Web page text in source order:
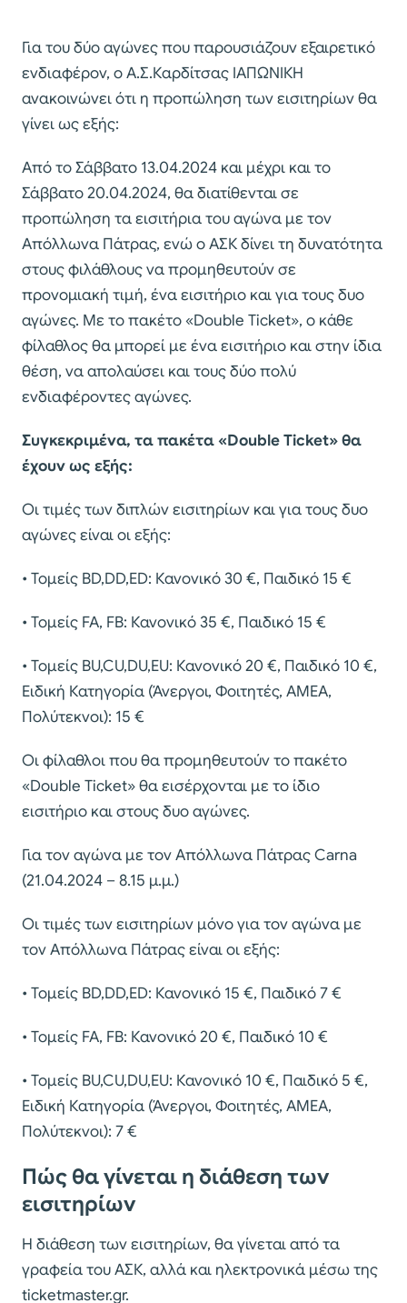
Για του δύο αγώνες που παρουσιάζουν εξαιρετικό
ενδιαφέρον, ο Α.Σ.Καρδίτσας ΙΑΠΩΝΙΚΗ
ανακοινώνει ότι η προπώληση των εισιτηρίων θα
γίνει ως εξής:
Από το Σάββατο 13.04.2024 και μέχρι και το
Σάββατο 20.04.2024, θα διατίθενται σε
προπώληση τα εισιτήρια τoυ αγώνα με τον
Απόλλωνα Πάτρας, ενώ ο ΑΣΚ δίνει τη δυνατότητα
στους φιλάθλους να προμηθευτούν σε
προνομιακή τιμή, ένα εισιτήριο και για τους δυο
αγώνες. Με το πακέτο «Double Ticket», ο κάθε
φίλαθλος θα μπορεί με ένα εισιτήριο και στην ίδια
θέση, να απολαύσει και τους δύο πολύ
ενδιαφέροντες αγώνες.
Συγκεκριμένα, τα πακέτα «Double Ticket» θα
έχουν ως εξής:
Οι τιμές των διπλών εισιτηρίων και για τους δυο
αγώνες είναι οι εξής:
• Τομείς BD,DD,ED: Κανονικό 30 €, Παιδικό 15 €
• Τομείς FA, FB: Κανονικό 35 €, Παιδικό 15 €
• Τομείς BU,CU,DU,EU: Κανονικό 20 €, Παιδικό 10 €,
Ειδική Κατηγορία (Άνεργοι, Φοιτητές, ΑΜΕΑ,
Πολύτεκνοι): 15 €
Οι φίλαθλοι που θα προμηθευτούν το πακέτο
«Double Ticket» θα εισέρχονται με το ίδιο
εισιτήριο και στους δυο αγώνες.
Για τον αγώνα με τον Απόλλωνα Πάτρας Carna
(21.04.2024 – 8.15 μ.μ.)
Οι τιμές των εισιτηρίων μόνο για τον αγώνα με
τον Απόλλωνα Πάτρας είναι οι εξής:
• Τομείς BD,DD,ED: Κανονικό 15 €, Παιδικό 7 €
• Τομείς FA, FB: Κανονικό 20 €, Παιδικό 10 €
• Τομείς BU,CU,DU,EU: Κανονικό 10 €, Παιδικό 5 €,
Ειδική Κατηγορία (Άνεργοι, Φοιτητές, ΑΜΕΑ,
Πολύτεκνοι): 7 €
Πώς θα γίνεται η διάθεση των
εισιτηρίων
H διάθεση των εισιτηρίων, θα γίνεται από τα
γραφεία του ΑΣΚ, αλλά και ηλεκτρονικά μέσω της
ticketmaster.gr.